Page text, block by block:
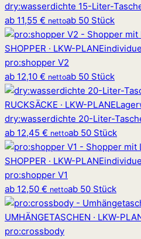
dry:wasserdichte 15-Liter-
ab 11,55 € nettoab 50 Stück
SHOPPER · LKW-PLANE
pro:shopper V2
ab 12,10 € nettoab 50 Stück
RUCKSÄCKE · LKW-PLANE
dry:wasserdichte 20-Liter-
ab 12,45 € nettoab 50 Stück
SHOPPER · LKW-PLANE
pro:shopper V1
ab 12,50 € nettoab 50 Stück
UMHÄNGETASCHEN · LKW-
pro:crossbody